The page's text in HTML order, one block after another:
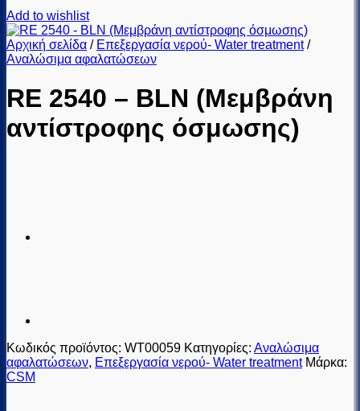
Add to wishlist
Αρχική σελίδα / Επεξεργασία νερού- Water treatment /
Αναλώσιμα αφαλατώσεων
RE 2540 – BLN (Μεμβράνη
αντίστροφης όσμωσης)
Κωδικός προϊόντος: WT00059 Κατηγορίες: Αναλώσιμα
αφαλατώσεων, Επεξεργασία νερού- Water treatment Μάρκα:
CSM